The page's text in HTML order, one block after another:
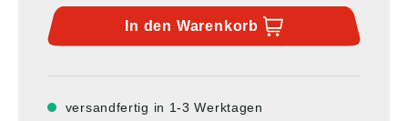
In den Warenkorb
versandfertig in 1-3 Werktagen